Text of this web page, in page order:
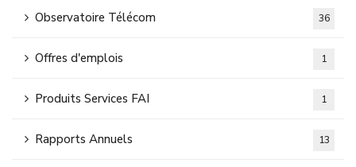
Observatoire Télécom 36
Offres d'emplois 1
Produits Services FAI 1
Rapports Annuels 13